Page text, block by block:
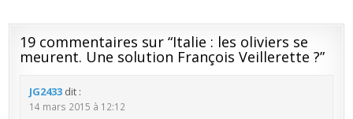
19 commentaires sur “Italie : les oliviers se
meurent. Une solution François Veillerette ?”
JG2433 dit :
14 mars 2015 à 12:12